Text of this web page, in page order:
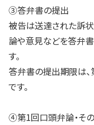
③答弁書の提出
被告は送達された訴
論や意見などを答弁
す。
答弁書の提出期限は、
です。
④第1回口頭弁論・そ